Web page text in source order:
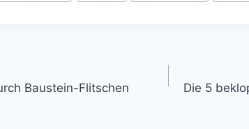
Baustein-Flitschen Die 5